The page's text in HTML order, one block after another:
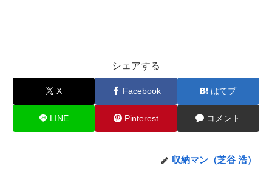
シェアする
X Facebook はてブ
LINE Pinterest コメント
収納マン（芝谷 浩）